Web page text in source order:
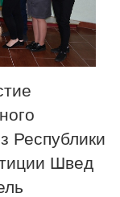
Республики
Швед